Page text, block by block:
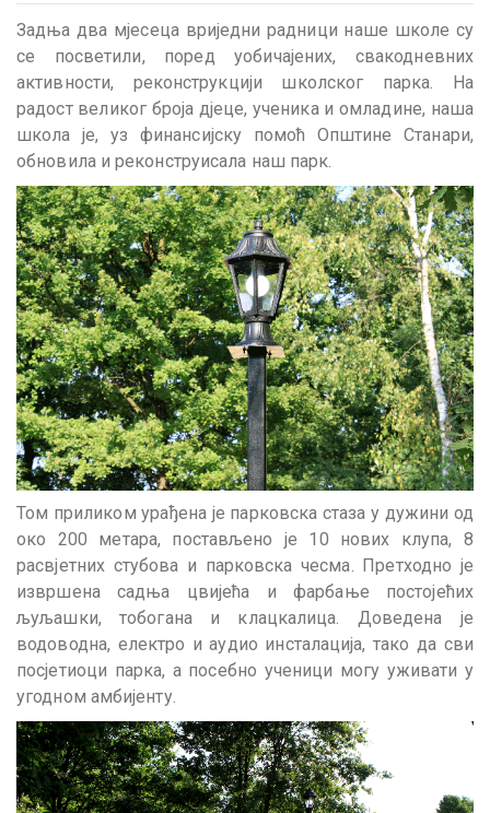
Задња два мјесеца вриједни радници наше школе су
се посветили, поред уобичајених, свакодневних
активности, реконструкцији школског парка. На
радост великог броја дјеце, ученика и омладине, наша
школа је, уз финансијску помоћ Општине Станари,
обновила и реконструисала наш парк.
Том приликом урађена је парковска стаза у дужини од
око 200 метара, постављено је 10 нових клупа, 8
расвјетних стубова и парковска чесма. Претходно је
извршена садња цвијећа и фарбање постојећих
љуљашки, тобогана и клацкалица. Доведена је
водоводна, електро и аудио инсталација, тако да сви
посјетиоци парка, а посебно ученици могу уживати у
угодном амбијенту.